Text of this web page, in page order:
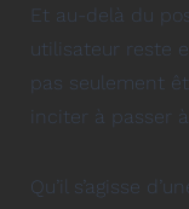
Et au-delà du
utilisateur reste
pas seulement
inciter à passer à
Qu’il s’agisse